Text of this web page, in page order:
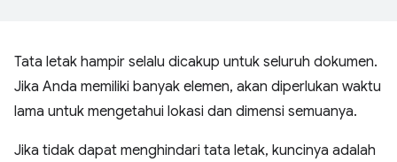
Tata letak hampir selalu dicakup untuk seluruh dokumen.
Jika Anda memiliki banyak elemen, akan diperlukan waktu
lama untuk mengetahui lokasi dan dimensi semuanya.
Jika tidak dapat menghindari tata letak, kuncinya adalah